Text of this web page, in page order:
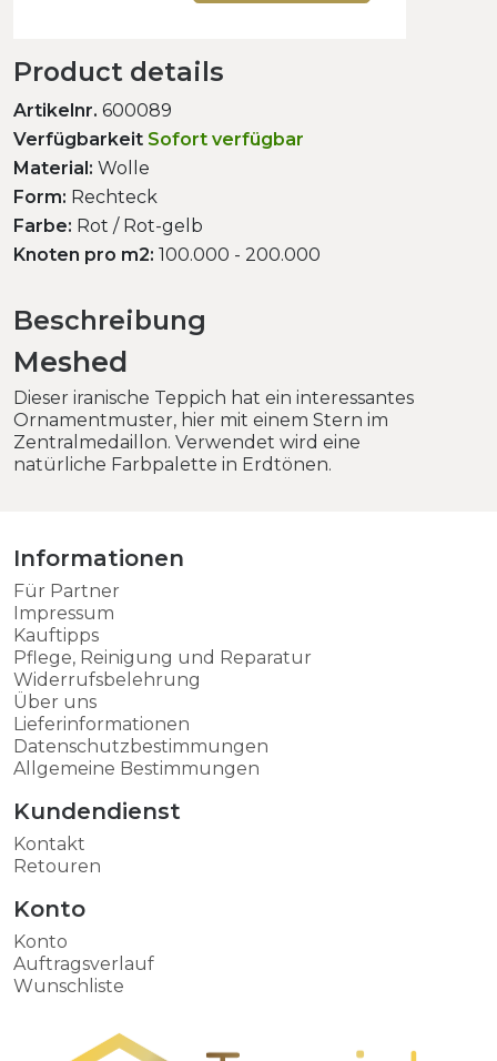
Product details
Artikelnr. 600089
Verfügbarkeit Sofort verfügbar
Material: Wolle
Form: Rechteck
Farbe: Rot / Rot-gelb
Knoten pro m2: 100.000 - 200.000
Beschreibung
Meshed
Dieser iranische Teppich hat ein interessantes
Ornamentmuster, hier mit einem Stern im
Zentralmedaillon. Verwendet wird eine
natürliche Farbpalette in Erdtönen.
Informationen
Für Partner
Impressum
Kauftipps
Pflege, Reinigung und Reparatur
Widerrufsbelehrung
Über uns
Lieferinformationen
Datenschutzbestimmungen
Allgemeine Bestimmungen
Kundendienst
Kontakt
Retouren
Konto
Konto
Auftragsverlauf
Wunschliste